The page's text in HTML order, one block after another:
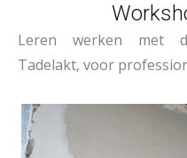
Leren werken met
Tadelakt, voor